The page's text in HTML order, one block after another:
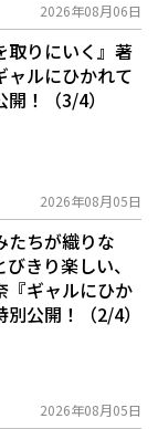
2026年08月06日
取りにいく』著
ルにひかれて
！（3/4）
2026年08月05日
たちが織りな
きり楽しい、
ギャルにひか
公開！（2/4）
2026年08月05日